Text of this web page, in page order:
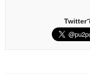
Twitter